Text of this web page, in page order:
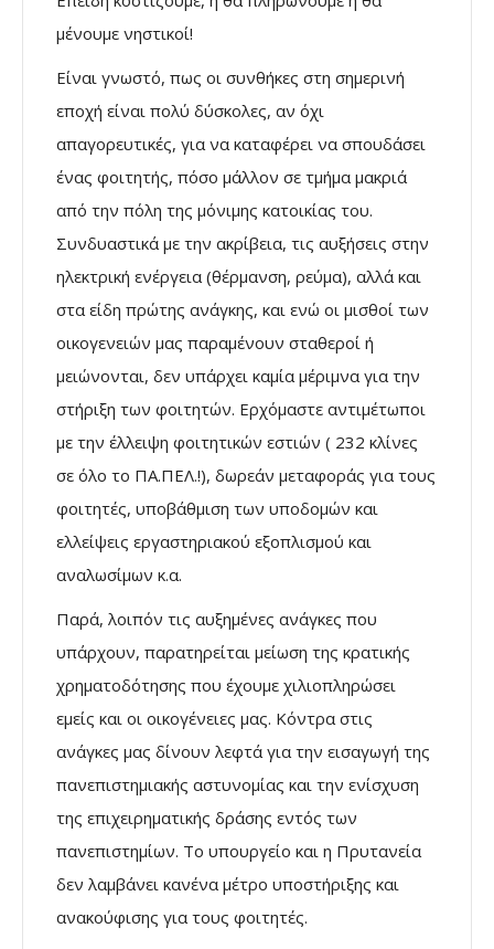
μένουμε νηστικοί!
Είναι γνωστό, πως οι συνθήκες στη σημερινή
εποχή είναι πολύ δύσκολες, αν όχι
απαγορευτικές, για να καταφέρει να σπουδάσει
ένας φοιτητής, πόσο μάλλον σε τμήμα μακριά
από την πόλη της μόνιμης κατοικίας του.
Συνδυαστικά με την ακρίβεια, τις αυξήσεις στην
ηλεκτρική ενέργεια (θέρμανση, ρεύμα), αλλά και
στα είδη πρώτης ανάγκης, και ενώ οι μισθοί των
οικογενειών μας παραμένουν σταθεροί ή
μειώνονται, δεν υπάρχει καμία μέριμνα για την
στήριξη των φοιτητών. Ερχόμαστε αντιμέτωποι
με την έλλειψη φοιτητικών εστιών ( 232 κλίνες
σε όλο το ΠΑ.ΠΕΛ.!), δωρεάν μεταφοράς για τους
φοιτητές, υποβάθμιση των υποδομών και
ελλείψεις εργαστηριακού εξοπλισμού και
αναλωσίμων κ.α.
Παρά, λοιπόν τις αυξημένες ανάγκες που
υπάρχουν, παρατηρείται μείωση της κρατικής
χρηματοδότησης που έχουμε χιλιοπληρώσει
εμείς και οι οικογένειες μας. Κόντρα στις
ανάγκες μας δίνουν λεφτά για την εισαγωγή της
πανεπιστημιακής αστυνομίας και την ενίσχυση
της επιχειρηματικής δράσης εντός των
πανεπιστημίων. Το υπουργείο και η Πρυτανεία
δεν λαμβάνει κανένα μέτρο υποστήριξης και
ανακούφισης για τους φοιτητές.